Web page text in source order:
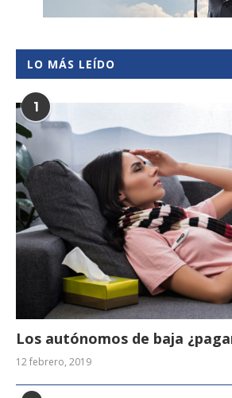
LO MÁS LEÍDO
1
Los autónomos de baja
12 febrero, 2019